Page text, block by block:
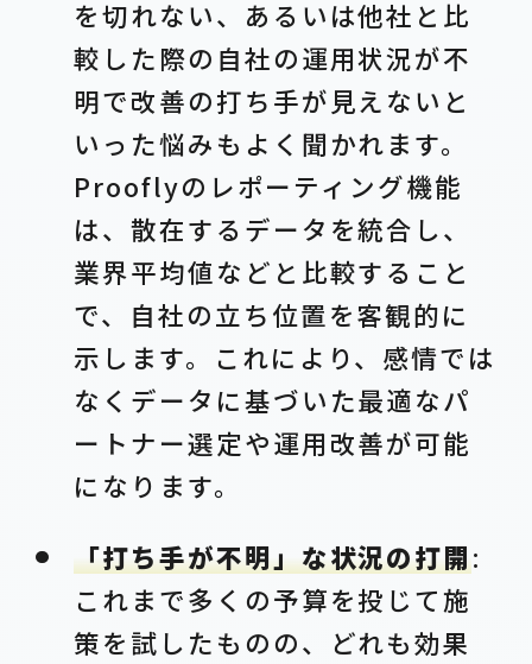
を切れない、あるいは他社と比
較した際の自社の運用状況が不
明で改善の打ち手が見えないと
いった悩みもよく聞かれます。
Prooflyのレポーティング機能
は、散在するデータを統合し、
業界平均値などと比較すること
で、自社の立ち位置を客観的に
示します。これにより、感情では
なくデータに基づいた最適なパ
ートナー選定や運用改善が可能
になります。
「打ち手が不明」な状況の打開:
これまで多くの予算を投じて施
策を試したものの、どれも効果